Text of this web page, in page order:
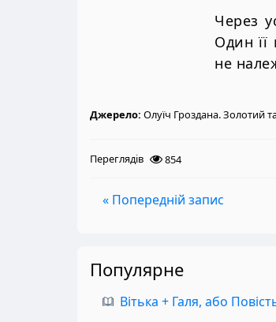
Через
Один
не
Джерело: Олуїч Гроздана. Золотий
Переглядів 854
« Попередній запис
Популярне
Вітька + Галя, або